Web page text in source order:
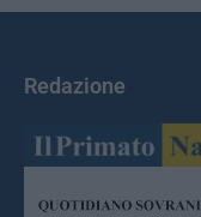
Redazione